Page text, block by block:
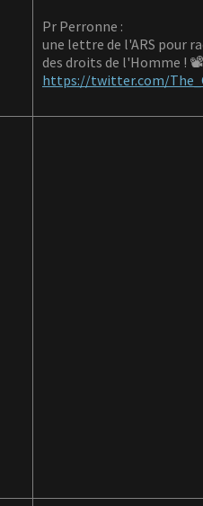
Pr Perronne :
une lettre de l'ARS pour
des droits de l'Homme !
https://twitter.com/